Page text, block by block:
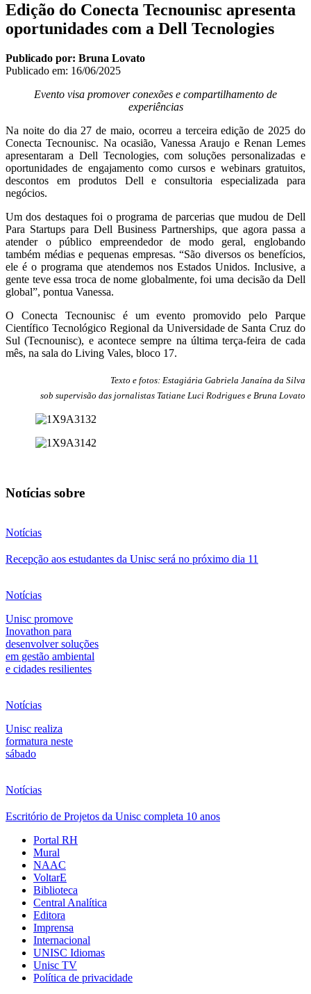
Edição do Conecta Tecnounisc apresenta
oportunidades com a Dell Tecnologies
Publicado por: Bruna Lovato
Publicado em: 16/06/2025
Evento visa promover conexões e compartilhamento de
experiências
Na noite do dia 27 de maio, ocorreu a terceira edição de 2025 do
Conecta Tecnounisc. Na ocasião, Vanessa Araujo e Renan Lemes
apresentaram a Dell Tecnologies, com soluções personalizadas e
oportunidades de engajamento como cursos e webinars gratuitos,
descontos em produtos Dell e consultoria especializada para
negócios.
Um dos destaques foi o programa de parcerias que mudou de Dell
Para Startups para Dell Business Partnerships, que agora passa a
atender o público empreendedor de modo geral, englobando
também médias e pequenas empresas. “São diversos os benefícios,
ele é o programa que atendemos nos Estados Unidos. Inclusive, a
gente teve essa troca de nome globalmente, foi uma decisão da Dell
global”, pontua Vanessa.
O Conecta Tecnounisc é um evento promovido pelo Parque
Científico Tecnológico Regional da Universidade de Santa Cruz do
Sul (Tecnounisc), e acontece sempre na última terça-feira de cada
mês, na sala do Living Vales, bloco 17.
Texto e fotos: Estagiária Gabriela Janaína da Silva
sob supervisão das jornalistas Tatiane Luci Rodrigues e Bruna Lovato
Notícias sobre
Notícias
Recepção aos estudantes da Unisc será no próximo dia 11
Notícias
Unisc promove
Inovathon para
desenvolver soluções
em gestão ambiental
e cidades resilientes
Notícias
Unisc realiza
formatura neste
sábado
Notícias
Escritório de Projetos da Unisc completa 10 anos
Portal RH
Mural
NAAC
VoltarE
Biblioteca
Central Analítica
Editora
Imprensa
Internacional
UNISC Idiomas
Unisc TV
Política de privacidade